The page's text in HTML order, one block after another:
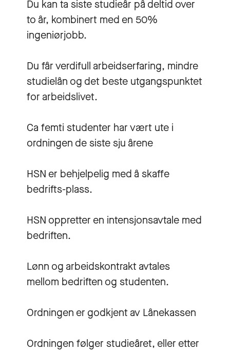
Du kan ta siste studieår på deltid over
to år, kombinert med en 50%
ingeniørjobb.
Du får verdifull arbeidserfaring, mindre
studielån og det beste utgangspunktet
for arbeidslivet.
Ca femti studenter har vært ute i
ordningen de siste sju årene
HSN er behjelpelig med å skaffe
bedrifts-plass.
HSN oppretter en intensjonsavtale med
bedriften.
Lønn og arbeidskontrakt avtales
mellom bedriften og studenten.
Ordningen er godkjent av Lånekassen
Ordningen følger studieåret, eller etter